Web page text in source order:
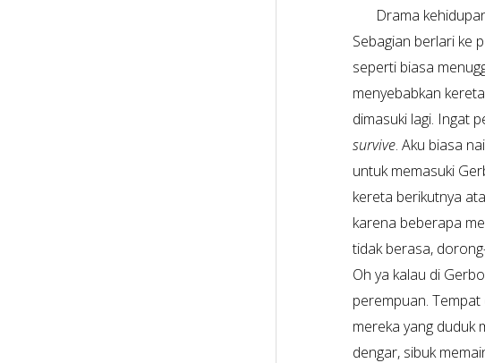
Drama
Sebagian berlari ke
seperti biasa
menyebabkan
dimasuki lagi. Ingat
survive. Aku biasa
untuk memasuki
kereta berikutnya
karena beberapa
tidak berasa,
Oh ya kalau di
perempuan.
mereka yang duduk
dengar, sibuk